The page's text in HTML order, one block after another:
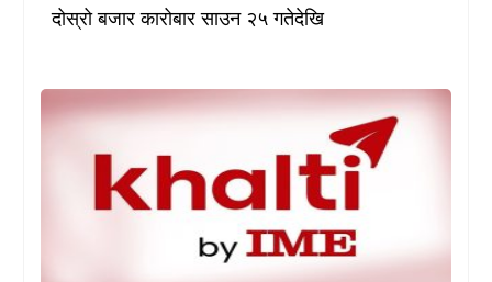
दोस्रो बजार कारोबार साउन २५ गतेदेखि